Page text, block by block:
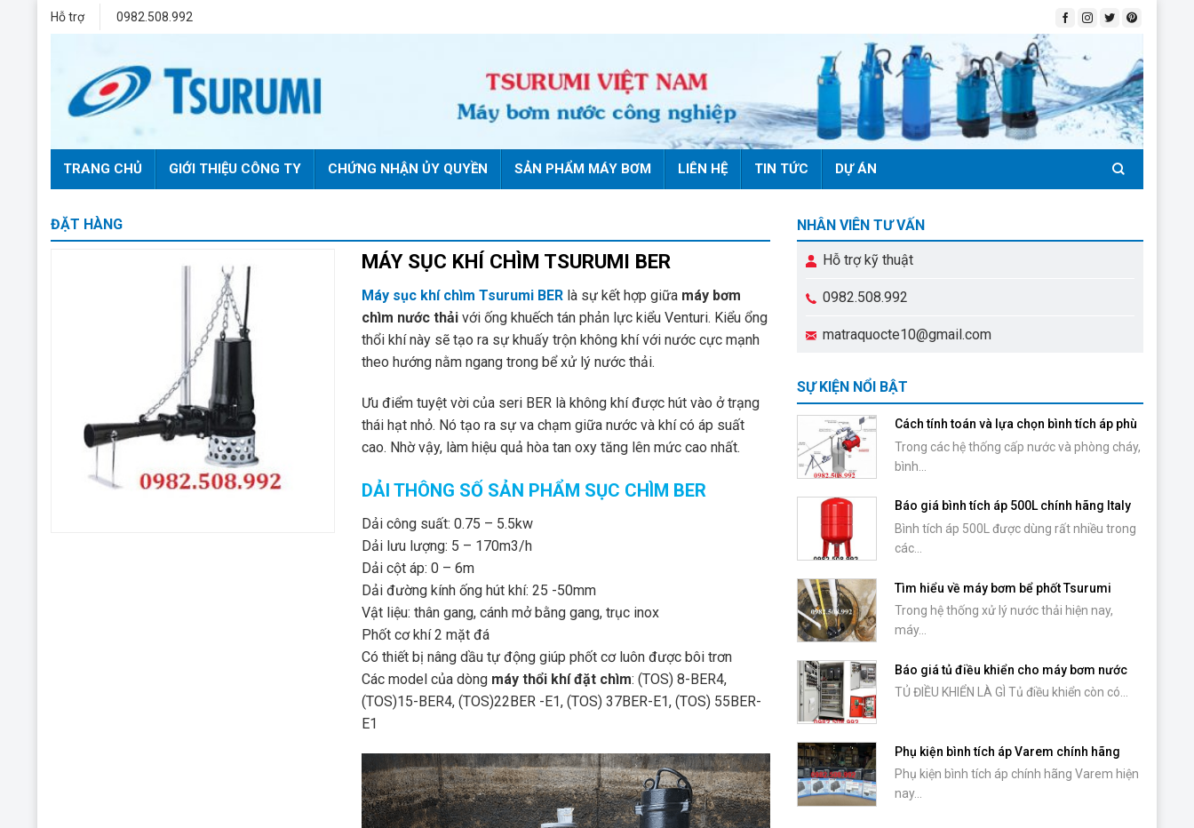
Hỗ trợ 0982.508.992
TRANG CHỦ GIỚI THIỆU CÔNG TY CHỨNG NHẬN ỦY QUYỀN SẢN PHẨM MÁY BƠM LIÊN HỆ TIN TỨC DỰ ÁN
ĐẶT HÀNG
MÁY SỤC KHÍ CHÌM TSURUMI BER
Máy sục khí chìm Tsurumi BER là sự kết hợp giữa máy bơm
chìm nước thải với ống khuếch tán phản lực kiểu Venturi. Kiểu ổng
thổi khí này sẽ tạo ra sự khuấy trộn không khí với nước cực mạnh
theo hướng nằm ngang trong bể xử lý nước thải.
Ưu điểm tuyệt vời của seri BER là không khí được hút vào ở trạng
thái hạt nhỏ. Nó tạo ra sự va chạm giữa nước và khí có áp suất
cao. Nhờ vậy, làm hiệu quả hòa tan oxy tăng lên mức cao nhất.
DẢI THÔNG SỐ SẢN PHẨM SỤC CHÌM BER
Dải công suất: 0.75 – 5.5kw
Dải lưu lượng: 5 – 170m3/h
Dải cột áp: 0 – 6m
Dải đường kính ống hút khí: 25 -50mm
Vật liệu: thân gang, cánh mở bằng gang, trục inox
Phốt cơ khí 2 mặt đá
Có thiết bị nâng dầu tự động giúp phốt cơ luôn được bôi trơn
Các model của dòng máy thổi khí đặt chìm: (TOS) 8-BER4,
(TOS)15-BER4, (TOS)22BER -E1, (TOS) 37BER-E1, (TOS) 55BER-
E1
NHÂN VIÊN TƯ VẤN
Hỗ trợ kỹ thuật
0982.508.992
matraquocte10@gmail.com
SỰ KIỆN NỔI BẬT
Cách tính toán và lựa chọn bình tích áp phù
hợp với máy bơm
Trong các hệ thống cấp nước và phòng cháy,
bình...
Báo giá bình tích áp 500L chính hãng Italy
Bình tích áp 500L được dùng rất nhiều trong
các...
Tìm hiểu về máy bơm bể phốt Tsurumi
Trong hệ thống xử lý nước thải hiện nay,
máy...
Báo giá tủ điều khiển cho máy bơm nước
TỦ ĐIỀU KHIỂN LÀ GÌ Tủ điều khiển còn có...
Phụ kiện bình tích áp Varem chính hãng
Phụ kiện bình tích áp chính hãng Varem hiện
nay...